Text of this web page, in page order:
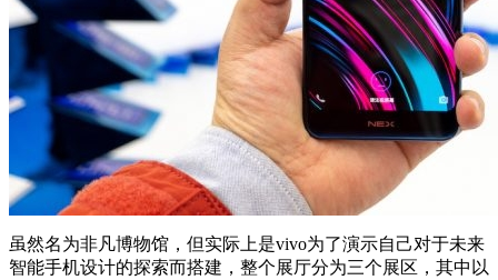
虽然名为非凡博物馆，但实际上是vivo为了演示自己对于未来
智能手机设计的探索而搭建，整个展厅分为三个展区，其中以